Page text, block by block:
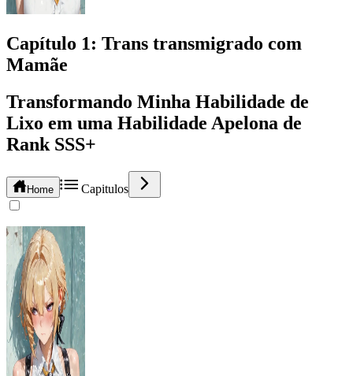
Capítulo 1: Trans transmigrado com
Mamãe
Transformando Minha Habilidade de
Lixo em uma Habilidade Apelona de
Rank SSS+
Home Capitulos